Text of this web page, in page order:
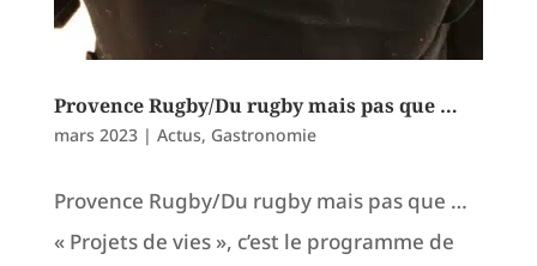
Provence Rugby/Du rugby mais pas que …
mars 2023| Actus, Gastronomie
Provence Rugby/Du rugby mais pas que …
« Projets de vies », c’est le programme de